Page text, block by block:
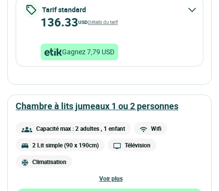
Tarif standard
136.33USDDétails du tarif
Gagnez 7,79 USD
chambre à lits jumeaux 1 ou 2 personnes
Capacité max : 2 adultes, 1 enfant Wifi
2 Lit simple (90 x 190cm) Télévision
Climatisation
voir plus